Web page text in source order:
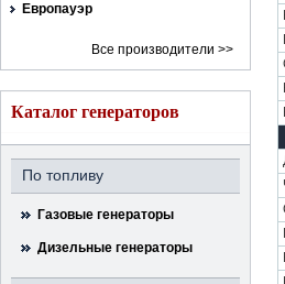
Европауэр
Все производители >>
Каталог генераторов
По топливу
Газовые генераторы
Дизельные генераторы